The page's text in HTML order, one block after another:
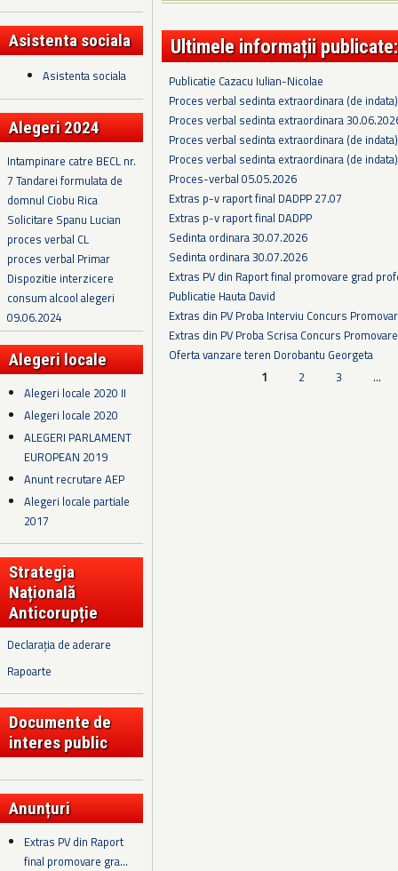
Asistenta sociala
Asistenta sociala
Alegeri 2024
Intampinare catre BECL nr.
7 Tandarei formulata de
domnul Ciobu Rica
Solicitare Spanu Lucian
proces verbal CL
proces verbal Primar
Dispozitie interzicere
consum alcool alegeri
09.06.2024
Alegeri locale
Alegeri locale 2020 II
Alegeri locale 2020
ALEGERI PARLAMENT
EUROPEAN 2019
Anunt recrutare AEP
Alegeri locale partiale
2017
Strategia
Națională
Anticorupție
Declarația de aderare
Rapoarte
Documente de
interes public
Anunțuri
Extras PV din Raport
final promovare gra...
Ultimele informații publicate:
Publicatie Cazacu Iulian-Nicolae
Proces verbal sedinta extraordinara (de
Proces verbal sedinta extraordinara
Proces verbal sedinta extraordinara (de
Proces verbal sedinta extraordinara (de
Proces-verbal 05.05.2026
Extras p-v raport final DADPP 27.07
Extras p-v raport final DADPP
Sedinta ordinara 30.07.2026
Sedinta ordinara 30.07.2026
Extras PV din Raport final promovare grad
Publicatie Hauta David
Extras din PV Proba Interviu Concurs
Extras din PV Proba Scrisa Concurs
Oferta vanzare teren Dorobantu Georgeta
1 2 3 …